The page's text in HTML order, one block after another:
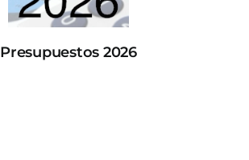
Presupuestos 2026